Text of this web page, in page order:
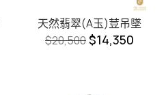
天然翡翠(A玉)荳吊墜
$20,500$14,350